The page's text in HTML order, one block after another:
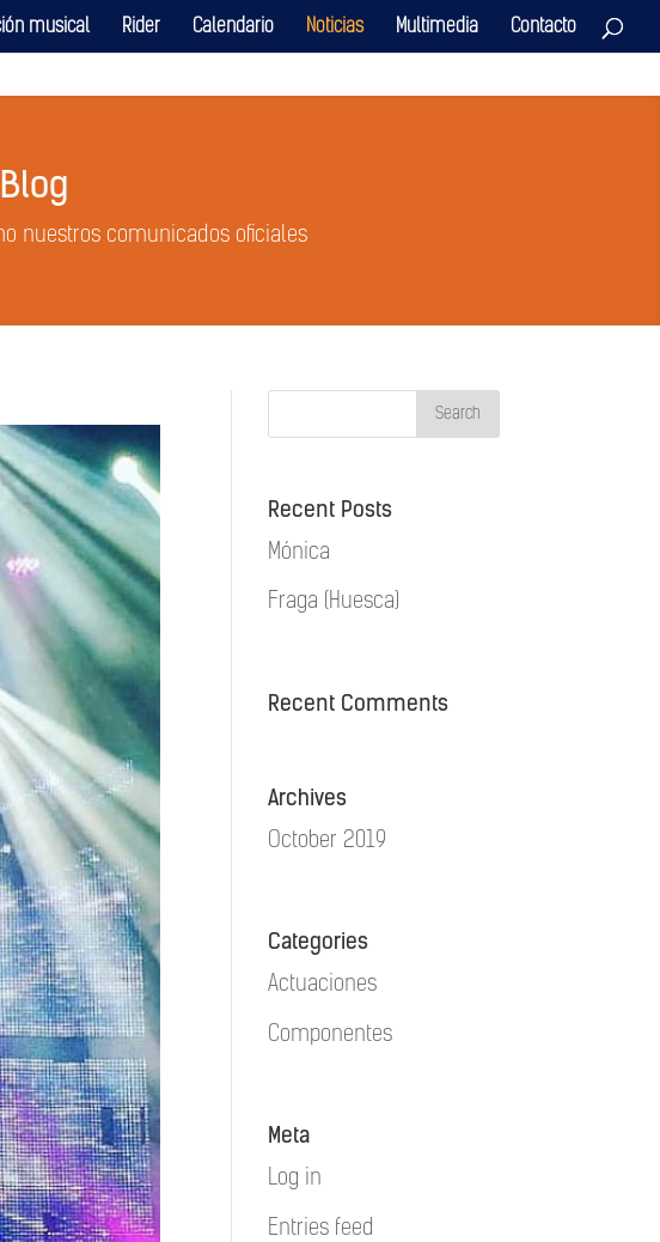
musical Rider Calendario Noticias Multimedia Contacto
nuestros comunicados oficiales
Recent Posts
Mónica
Fraga (Huesca)
Recent Comments
Archives
October 2019
Categories
Actuaciones
Componentes
Meta
Log in
Entries feed